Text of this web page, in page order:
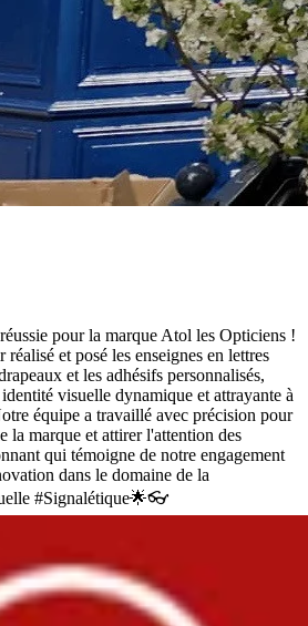
pour la marque Atol les Opticiens !
et posé les enseignes en lettres
et les adhésifs personnalisés,
visuelle dynamique et attrayante à
équipe a travaillé avec précision pour
la marque et attirer l'attention des
qui témoigne de notre engagement
dans le domaine de la
#Signalétique🌟👓